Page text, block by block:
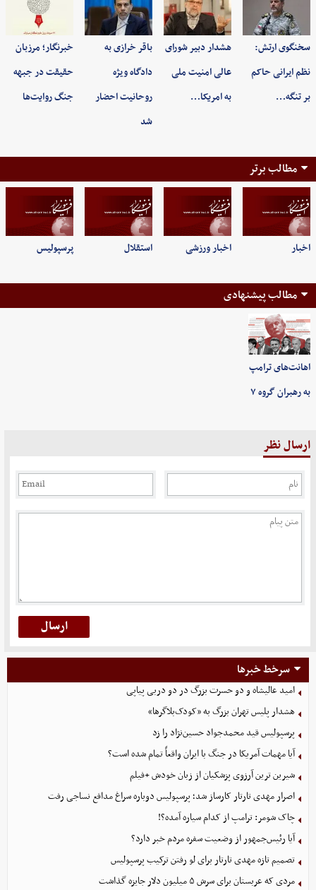
سخنگوی ارتش:
نظم ایرانی حاکم
بر تنگه…
هشدار دبیر شورای
عالی امنیت ملی
به امریکا…
باقر خرازی به
دادگاه ویژه
روحانیت احضار
شد
خبرنگار؛ مرزبان
حقیقت در جبهه
جنگ روایت‌ها
مطالب برتر
اخبار اخبار ورزشی استقلال پرسپولیس
مطالب پیشنهادی
اهانت‌های ترامپ
به رهبران گروه ۷
ارسال نظر
سرخط خبرها
امید عالیشاه و دو حسرت بزرگ در دو دربی پیاپی
هشدار پلیس تهران بزرگ به «کودک‌بلاگرها»
پرسپولیس قید محمدجواد حسین‌نژاد را زد
آیا مهمات آمریکا در جنگ با ایران واقعاً تمام شده است؟
شیرین ترین آرزوی پزشکیان از زبان خودش +فیلم
اصرار مهدی تارتار کارساز شد؛ پرسپولیس دوباره سراغ مدافع نساجی رفت
چاک شومر: ترامپ از کدام سیاره آمده؟!
آیا رئیس‌جمهور از وضعیت سفره مردم خبر دارد؟
تصمیم تازه مهدی تارتار برای لو رفتن ترکیب پرسپولیس
مردی که عربستان برای سرش ۵ میلیون دلار جایزه گذاشت